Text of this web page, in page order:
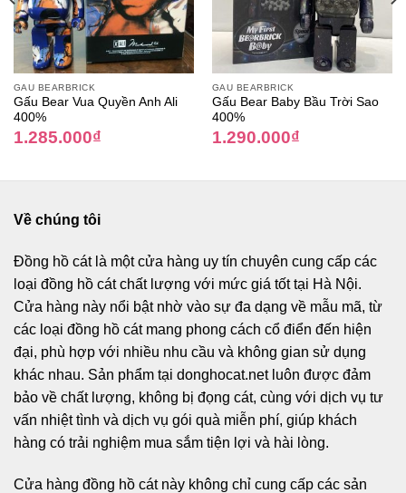
GẤU BEARBRICK
Gấu Bear Vua Quyền Anh Ali
400%
1.285.000₫
GẤU BEARBRICK
Gấu Bear Baby Bầu Trời Sao
400%
1.290.000₫
Về chúng tôi
Đồng hồ cátlà một cửa hàng uy tín chuyên cung cấp các
loại đồng hồ cát chất lượng với mức giá tốt tại Hà Nội.
Cửa hàng này nổi bật nhờ vào sự đa dạng về mẫu mã, từ
các loại đồng hồ cát mang phong cách cổ điển đến hiện
đại, phù hợp với nhiều nhu cầu và không gian sử dụng
khác nhau. Sản phẩm tại donghocat.net luôn được đảm
bảo về chất lượng, không bị đọng cát, cùng với dịch vụ tư
vấn nhiệt tình và dịch vụ gói quà miễn phí, giúp khách
hàng có trải nghiệm mua sắm tiện lợi và hài lòng.
Cửa hàng đồng hồ cát này không chỉ cung cấp các sản